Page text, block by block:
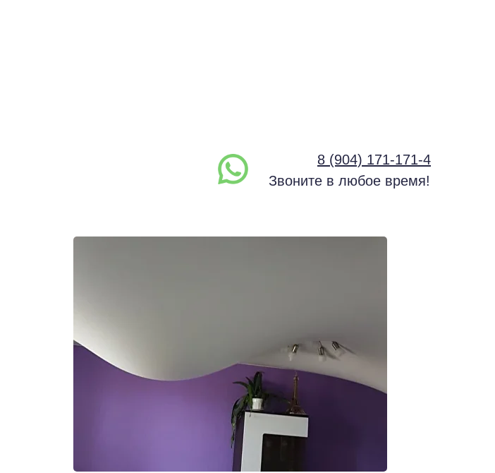
8 (904) 171-171-4
Звоните в любое время!